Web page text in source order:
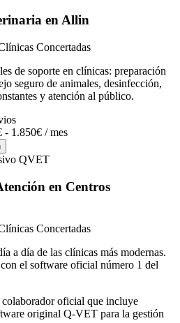
en Allin
Concertadas
de soporte en clínicas: preparación
seguro de animales, desinfección,
y atención al público.
- 1.850€ / mes
QVET
en Centros
Concertadas
a día de las clínicas más modernas.
el software oficial número 1 del
oficial que incluye
original Q-VET para la gestión